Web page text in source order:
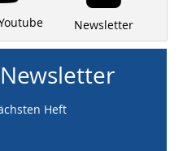
Newsletter
Heft